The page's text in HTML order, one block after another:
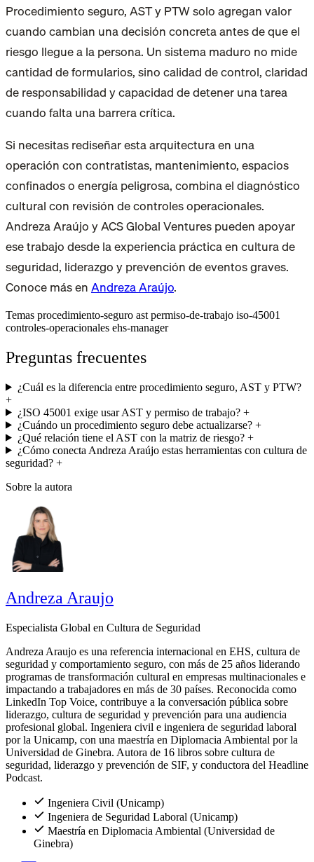
Procedimiento seguro, AST y PTW solo agregan valor
cuando cambian una decisión concreta antes de que el
riesgo llegue a la persona. Un sistema maduro no mide
cantidad de formularios, sino calidad de control, claridad
de responsabilidad y capacidad de detener una tarea
cuando falta una barrera crítica.
Si necesitas rediseñar esta arquitectura en una
operación con contratistas, mantenimiento, espacios
confinados o energía peligrosa, combina el diagnóstico
cultural con revisión de controles operacionales.
Andreza Araújo y ACS Global Ventures pueden apoyar
ese trabajo desde la experiencia práctica en cultura de
seguridad, liderazgo y prevención de eventos graves.
Conoce más enAndreza Araújo.
Temas procedimiento-seguro ast permiso-de-trabajo iso-45001
controles-operacionales ehs-manager
Preguntas frecuentes
¿Cuál es la diferencia entre procedimiento seguro, AST y PTW?
+
¿ISO 45001 exige usar AST y permiso de trabajo?+
¿Cuándo un procedimiento seguro debe actualizarse?+
¿Qué relación tiene el AST con la matriz de riesgo?+
¿Cómo conecta Andreza Araújo estas herramientas con cultura de
seguridad? +
Sobre la autora
Andreza Araujo
Especialista Global en Cultura de Seguridad
Andreza Araujo es una referencia internacional en EHS, cultura de
seguridad y comportamiento seguro, con más de 25 años liderando
programas de transformación cultural en empresas multinacionales e
impactando a trabajadores en más de 30 países. Reconocida como
LinkedIn Top Voice, contribuye a la conversación pública sobre
liderazgo, cultura de seguridad y prevención para una audiencia
profesional global. Ingeniera civil e ingeniera de seguridad laboral
por la Unicamp, con una maestría en Diplomacia Ambiental por la
Universidad de Ginebra. Autora de 16 libros sobre cultura de
seguridad, liderazgo y prevención de SIF, y conductora del Headline
Podcast.
Ingeniera Civil (Unicamp)
Ingeniera de Seguridad Laboral (Unicamp)
Maestría en Diplomacia Ambiental (Universidad de
Ginebra)